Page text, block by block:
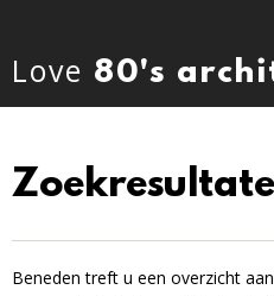
Love 80's
Beneden treft u een overzicht